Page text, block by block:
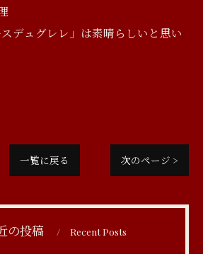
デュグレレ」は素晴らしいと思い
一覧に戻る 次のページ >
の投稿 Recent Posts